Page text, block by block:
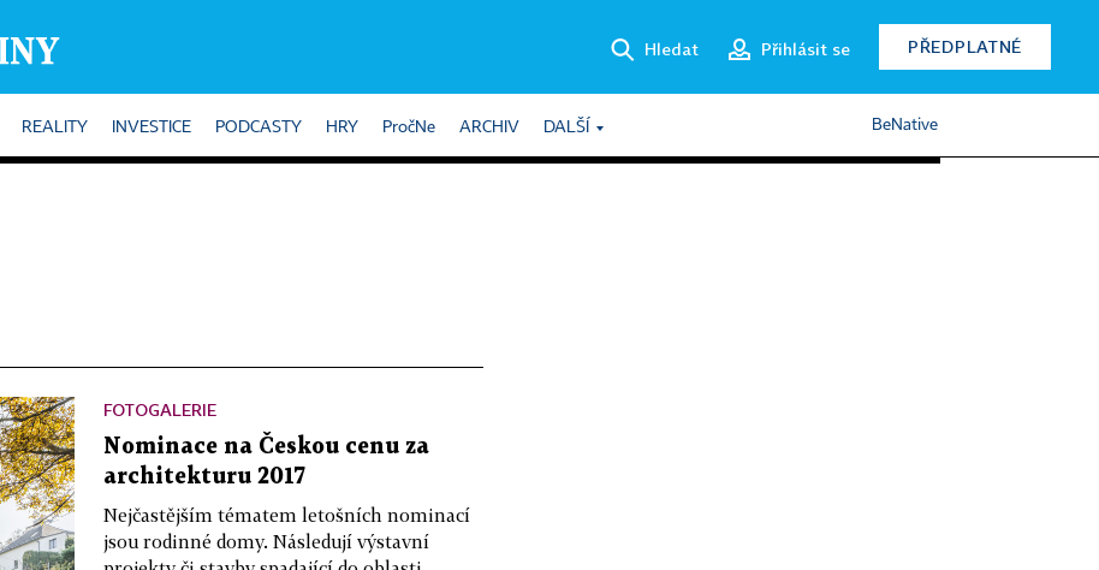
Hledat Přihlásit se PŘEDPLATNÉ
REALITY INVESTICE PODCASTY HRY PročNe ARCHIV DALŠÍ BeNative
FOTOGALERIE
Nominace na Českou cenu za
architekturu 2017
Nejčastějším tématem letošních nominací
jsou rodinné domy. Následují výstavní